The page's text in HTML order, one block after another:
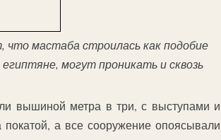
что мастаба строилась как подобие
могут проникать и сквозь
вышиной метра в три, с выступами и
а все сооружение опоясывали